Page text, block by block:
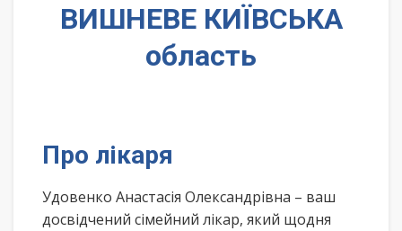
ВИШНЕВЕ КИЇВСЬКА
область
Про лікаря
Удовенко Анастасія Олександрівна – ваш
досвідчений сімейний лікар, який щодня